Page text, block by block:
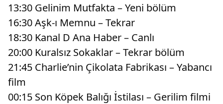
13:30 Gelinim Mutfakta – Yeni bölüm
16:30 Aşk-ı Memnu – Tekrar
18:30 Kanal D Ana Haber – Canlı
20:00 Kuralsız Sokaklar – Tekrar bölüm
21:45 Charlie’nin Çikolata Fabrikası – Yabancı
film
00:15 Son Köpek Balığı İstilası – Gerilim filmi